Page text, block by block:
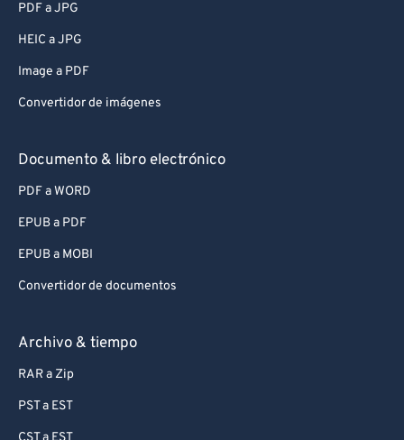
PDF a JPG
HEIC a JPG
Image a PDF
Convertidor de imágenes
Documento & libro electrónico
PDF a WORD
EPUB a PDF
EPUB a MOBI
Convertidor de documentos
Archivo & tiempo
RAR a Zip
PST a EST